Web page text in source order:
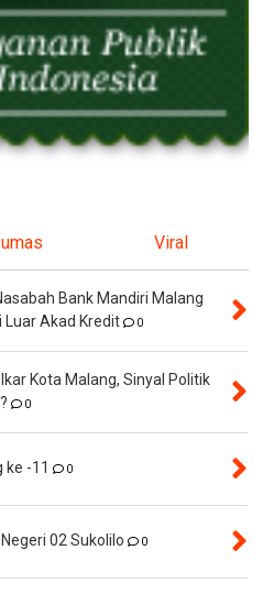
Viral
Bank Mandiri Malang
Luar Akad Kredit
0
Kota Malang, Sinyal Politik
0
ke -11 0
02 Sukolilo 0